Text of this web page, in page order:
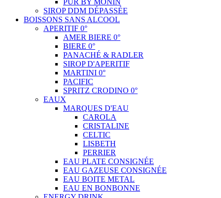
SIROP DDM DÉPASSÉE
BOISSONS SANS ALCOOL
APERITIF 0°
AMER BIERE 0°
BIERE 0°
PANACHÉ & RADLER
SIROP D'APERITIF
MARTINI 0°
PACIFIC
SPRITZ CRODINO 0°
EAUX
MARQUES D'EAU
CAROLA
CRISTALINE
CELTIC
LISBETH
PERRIER
EAU PLATE CONSIGNÉE
EAU GAZEUSE CONSIGNÉE
EAU BOITE METAL
EAU EN BONBONNE